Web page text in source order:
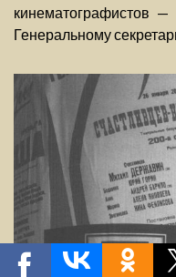
кинематографистов
Генеральному